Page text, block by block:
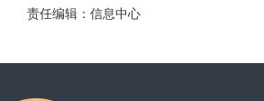
责任编辑：信息中心